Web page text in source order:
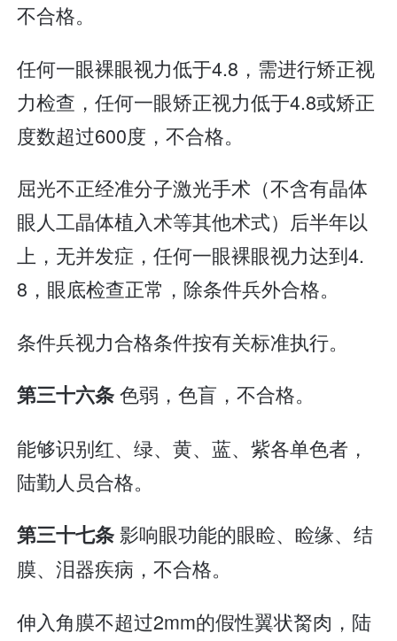
不合格。
任何一眼裸眼视力低于4.8，需进行矫正视
力检查，任何一眼矫正视力低于4.8或矫正
度数超过600度，不合格。
屈光不正经准分子激光手术（不含有晶体
眼人工晶体植入术等其他术式）后半年以
上，无并发症，任何一眼裸眼视力达到4.
8，眼底检查正常，除条件兵外合格。
条件兵视力合格条件按有关标准执行。
第三十六条色弱，色盲，不合格。
能够识别红、绿、黄、蓝、紫各单色者，
陆勤人员合格。
第三十七条影响眼功能的眼睑、睑缘、结
膜、泪器疾病，不合格。
伸入角膜不超过2mm的假性翼状胬肉，陆